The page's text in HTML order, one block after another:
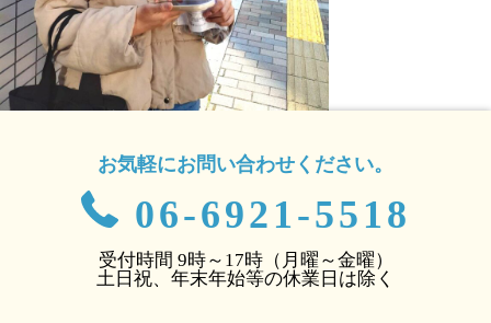
お気軽にお問い合わせください。
06-6921-5518
受付時間 9時～17時（月曜～金曜）
土日祝、年末年始等の休業日は除く